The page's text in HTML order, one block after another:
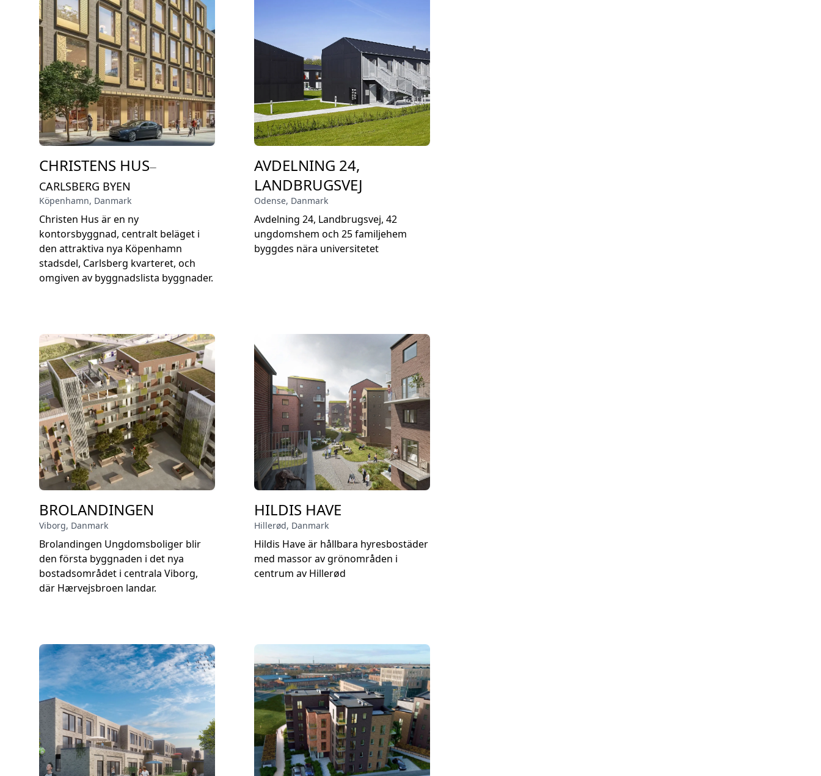
CHRISTENS HUS⏤
CARLSBERG BYEN
Köpenhamn, Danmark
Christen Hus är en ny
kontorsbyggnad, centralt beläget i
den attraktiva nya Köpenhamn
stadsdel, Carlsberg kvarteret, och
omgiven av byggnadslista byggnader.
AVDELNING 24,
LANDBRUGSVEJ
Odense, Danmark
Avdelning 24, Landbrugsvej, 42
ungdomshem och 25 familjehem
byggdes nära universitetet
BROLANDINGEN
Viborg, Danmark
Brolandingen Ungdomsboliger blir
den första byggnaden i det nya
bostadsområdet i centrala Viborg,
där Hærvejsbroen landar.
HILDIS HAVE
Hillerød, Danmark
Hildis Have är hållbara hyresbostäder
med massor av grönområden i
centrum av Hillerød